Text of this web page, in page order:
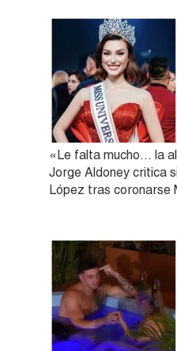
«Le falta mucho… la
Jorge Aldoney critica
López tras coronarse